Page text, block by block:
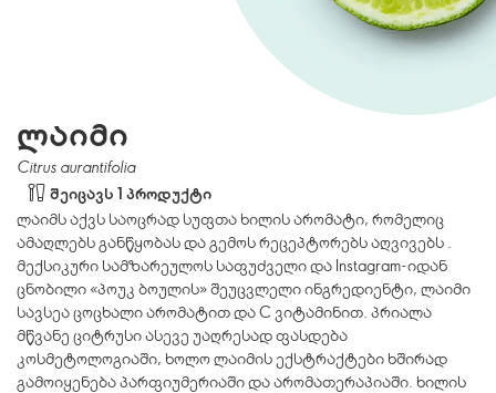
ლაიმი
Citrus aurantifolia
შეიცავს 1 პროდუქტი
ლაიმს აქვს საოცრად სუფთა ხილის არომატი, რომელიც
ამაღლებს განწყობას და გემოს რეცეპტორებს აღვივებს .
მექსიკური სამზარეულოს საფუძველი და Instagram-იდან
ცნობილი «პოუკ ბოულის» შეუცვლელი ინგრედიენტი, ლაიმი
სავსეა ცოცხალი არომატით და C ვიტამინით. პრიალა
მწვანე ციტრუსი ასევე უაღრესად ფასდება
კოსმეტოლოგიაში, ხოლო ლაიმის ექსტრაქტები ხშირად
გამოიყენება პარფიუმერიაში და არომათერაპიაში. ხილის